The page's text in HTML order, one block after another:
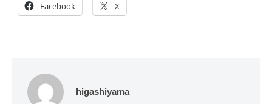
Facebook X
higashiyama